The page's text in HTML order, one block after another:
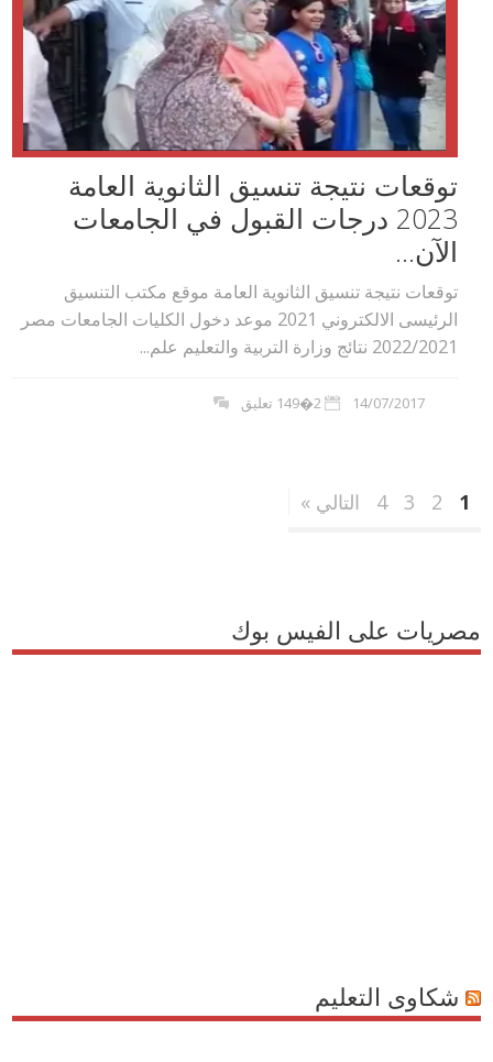
توقعات نتيجة تنسيق الثانوية العامة
2023 درجات القبول في الجامعات
الآن...
توقعات نتيجة تنسيق الثانوية العامة موقع مكتب التنسيق
الرئيسى الالكتروني 2021 موعد دخول الكليات الجامعات مصر
2022/2021 نتائج وزارة التربية والتعليم علم...
14/07/2017 2�149 تعليق
1
2
3
4 التالي »
مصريات على الفيس بوك
شكاوى التعليم